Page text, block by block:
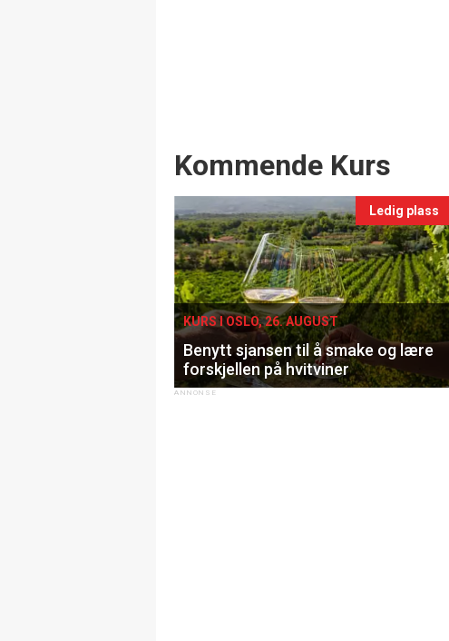
Events
Kommende Kurs
Ledig plass
KURS I OSLO, 26. AUGUST
Benytt sjansen til å smake og lære
forskjellen på hvitviner